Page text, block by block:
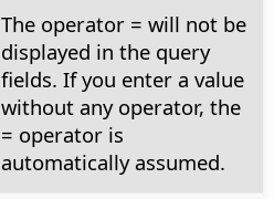
The operator = will not be
displayed in the query
fields. If you enter a value
without any operator, the
= operator is
automatically assumed.